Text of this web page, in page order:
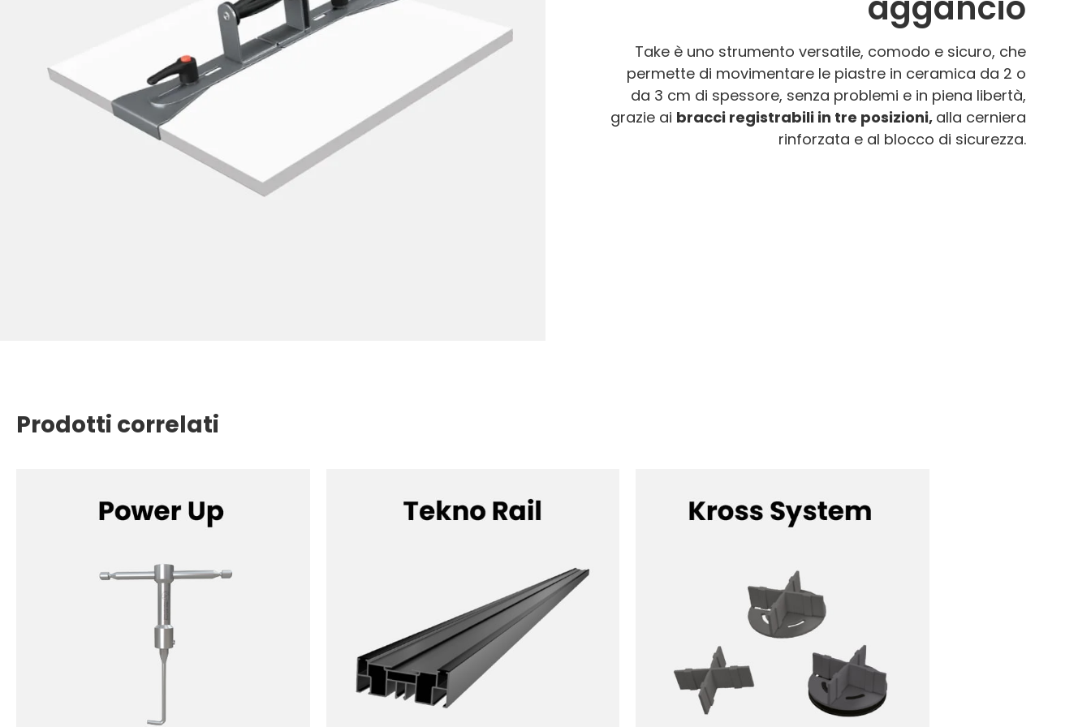
Take è uno strumento versatile, comodo e sicuro, che
permette di movimentare le piastre in ceramica da 2 o
da 3 cm di spessore, senza problemi e in piena libertà,
grazie ai bracci registrabili in tre posizioni, alla cerniera
rinforzata e al blocco di sicurezza.
Prodotti correlati